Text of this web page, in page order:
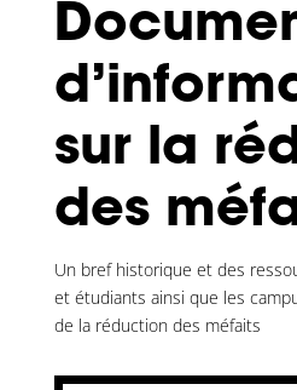
sur la
des
Un bref historique et des
et étudiants ainsi que les
de la réduction des méfaits